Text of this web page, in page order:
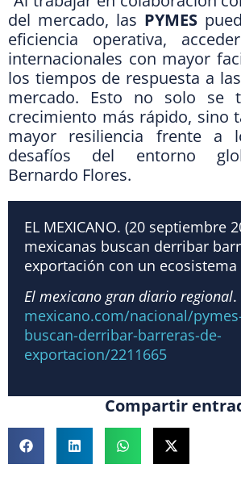
del mercado, las PYMES
eficiencia operativa,
internacionales con mayor
los tiempos de respuesta a
mercado. Esto no solo se
crecimiento más rápido, sino
mayor resiliencia frente a
desafíos del entorno
Bernardo Flores.
EL MEXICANO. (20 septiembre
mexicanas buscan derribar
exportación con un
El mexicano gran diario regional.
mexicano.com/nacional/
buscan-derribar-barreras-de-
exportacion/2211665
Compartir